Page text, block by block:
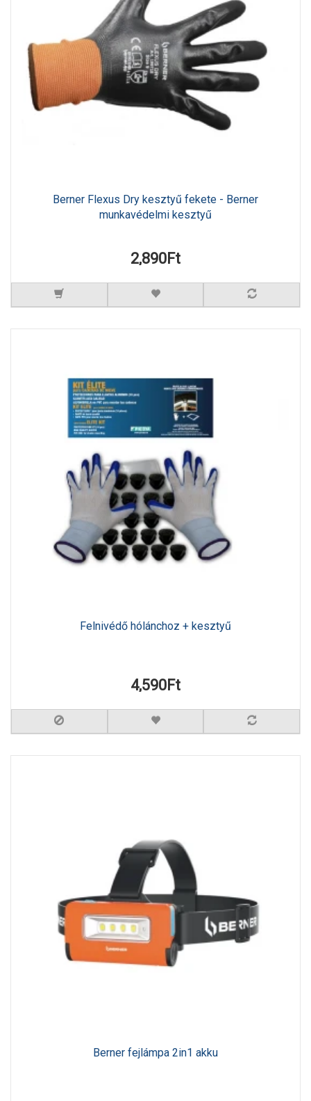
Berner Flexus Dry kesztyű fekete - Berner
munkavédelmi kesztyű
2,890Ft
Felnivédő hólánchoz + kesztyű
4,590Ft
Berner fejlámpa 2in1 akku